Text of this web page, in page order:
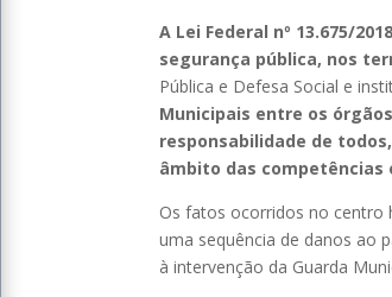
A Lei Federal nº 13.675/2018
segurança pública, nos
Pública e Defesa Social e
Municipais entre os
responsabilidade de
âmbito das competências
Os fatos ocorridos no centro
uma sequência de danos ao
à intervenção da Guarda